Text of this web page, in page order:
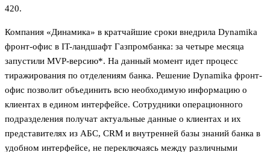
420.
Компания «Динамика» в кратчайшие сроки внедрила Dynamika
фронт-офис в IT-ландшафт Газпромбанка: за четыре месяца
запустили MVP-версию*. На данный момент идет процесс
тиражирования по отделениям банка. Решение Dynamika фронт-
офис позволит объединить всю необходимую информацию о
клиентах в едином интерфейсе. Сотрудники операционного
подразделения получат актуальные данные о клиентах и их
представителях из АБС, CRM и внутренней базы знаний банка в
удобном интерфейсе, не переключаясь между различными